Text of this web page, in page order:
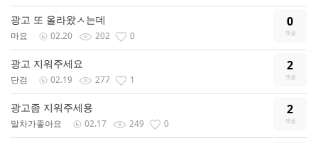
광고 또 올라왔ㅅ는데
0
마요 02.20 202 0
광고 지워주세요 2
단검 02.19 277 1
광고좀 지워주세용 2
말차가좋아요 02.17 249 0